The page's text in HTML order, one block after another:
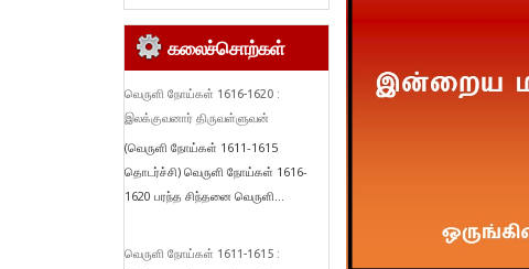
கலைச்சொற்கள்
வெருளி நோய்கள் 1616-1620 :
இலக்குவனார் திருவள்ளுவன்
(வெருளி நோய்கள் 1611-1615
தொடர்ச்சி) வெருளி நோய்கள் 1616-
1620 பரந்த சிந்தனை வெருளி...
வெருளி நோய்கள் 1611-1615 :